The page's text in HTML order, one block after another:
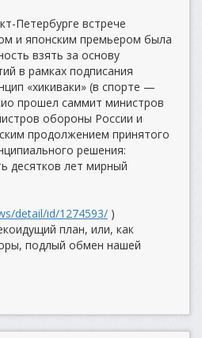
Петербурге встрече
и японским премьером была
взять за основу
в рамках подписания
«хикиваки» (в спорте —
прошел саммит министров
обороны России и
продолжением принятого
решения:
десятков лет мирный
detail/id/1274593/ )
план, или, как
подлый обмен нашей